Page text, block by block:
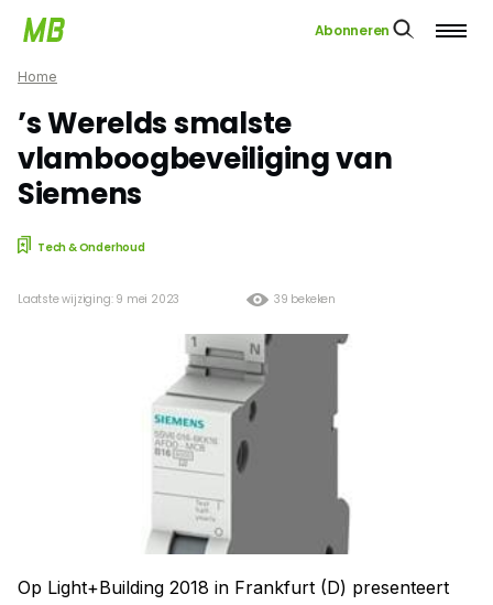
Abonneren
Home
’s Werelds smalste
vlamboogbeveiliging van
Siemens
Tech & Onderhoud
39 bekeken
Laatste wijziging: 9 mei 2023
Op Light+Building 2018 in Frankfurt (D) presenteert